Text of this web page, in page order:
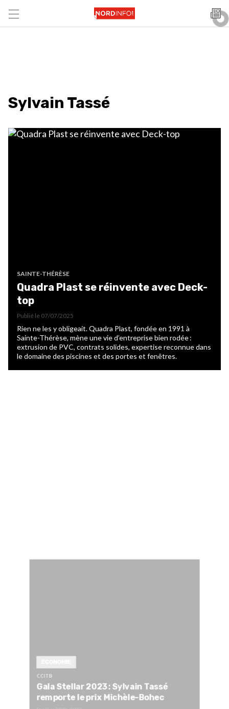
Sylvain Tassé
SAINTE-THÉRÈSE
Quadra Plast se réinvente avec Deck-
top
Publié le 07/07/2025
Rien ne les y obligeait. Quadra Plast, fondée en 1991 à
Sainte-Thérèse, mène une vie d’entreprise bien rodée :
extrusion de PVC, contrats solides, expertise reconnue dans
le domaine des piscines et des portes et fenêtres.
CCITB
Gala Stellar 2023: Sylvain Tassé
remporte le prix Michèle-Bohec